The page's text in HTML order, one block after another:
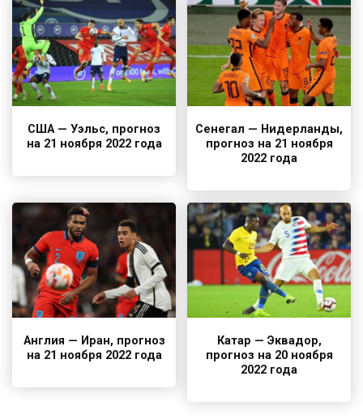
США — Уэльс, прогноз
на 21 ноября 2022 года
Сенегал — Нидерланды,
прогноз на 21 ноября
2022 года
Англия — Иран, прогноз
на 21 ноября 2022 года
Катар — Эквадор,
прогноз на 20 ноября
2022 года